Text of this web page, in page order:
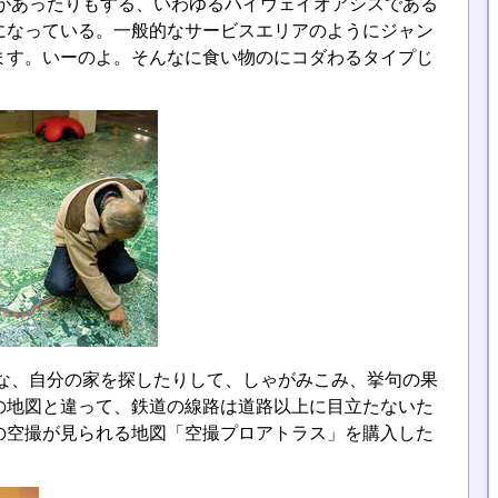
ったりもする、いわゆるハイウェイオアシスである
っている。一般的なサービスエリアのようにジャン
。いーのよ。そんなに食い物のにコダわるタイプじ
自分の家を探したりして、しゃがみこみ、挙句の果
図と違って、鉄道の線路は道路以上に目立たないた
撮が見られる地図「空撮プロアトラス」を購入した